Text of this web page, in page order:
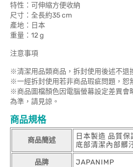
特性：可伸縮方便收納
尺寸：全長約35 cm
產地：日本
重量：12 g
注意事項
※清潔用品類商品，拆封使用後述不退
※一經拆封使用若非商品瑕疵問題，恕
※商品圖檔顏色因電腦螢幕設定差異會
為準，請見諒。
商品規格
商品簡述
日本製造 品質
底部清潔內部髒
品牌 JAPANIMP